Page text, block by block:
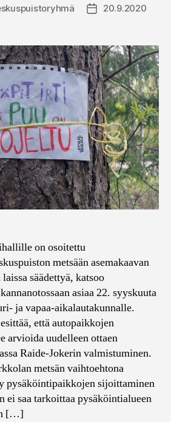
20.9.2020
on osoitettu
metsään asemakaavan
säädettyä, katsoo
asiaa 22. syyskuuta
ja vapaa-aikalautakunnalle.
että autopaikkojen
arvioida uudelleen ottaen
Raide-Jokerin valmistuminen.
metsän vaihtoehtona
pysäköintipaikkojen sijoittaminen
ei saa tarkoittaa pysäköintialueen
[…]